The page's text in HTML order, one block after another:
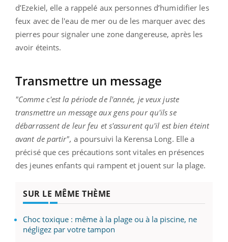
d’Ezekiel, elle a rappelé aux personnes d’humidifier les
feux avec de l'eau de mer ou de les marquer avec des
pierres pour signaler une zone dangereuse, après les
avoir éteints.
Transmettre un message
"Comme c'est la période de l'année, je veux juste
transmettre un message aux gens pour qu'ils se
débarrassent de leur feu et s'assurent qu'il est bien éteint
avant de partir", a poursuivi la Kerensa Long. Elle a
précisé que ces précautions sont vitales en présences
des jeunes enfants qui rampent et jouent sur la plage.
SUR LE MÊME THÈME
Choc toxique : même à la plage ou à la piscine, ne
négligez par votre tampon